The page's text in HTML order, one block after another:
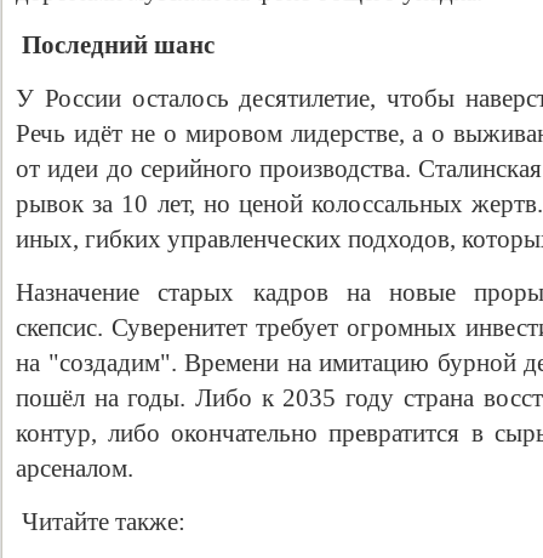
Последний шанс
У России осталось десятилетие, чтобы
Речь идёт не о мировом лидерстве, а о
от идеи до серийного производства.
рывок за 10 лет, но ценой колоссальных
иных, гибких управленческих подходов,
Назначение старых кадров на новые
скепсис. Суверенитет требует огромных
на "создадим". Времени на имитацию бурной
пошёл на годы. Либо к 2035 году страна
контур, либо окончательно превратится в
арсеналом.
Читайте также: